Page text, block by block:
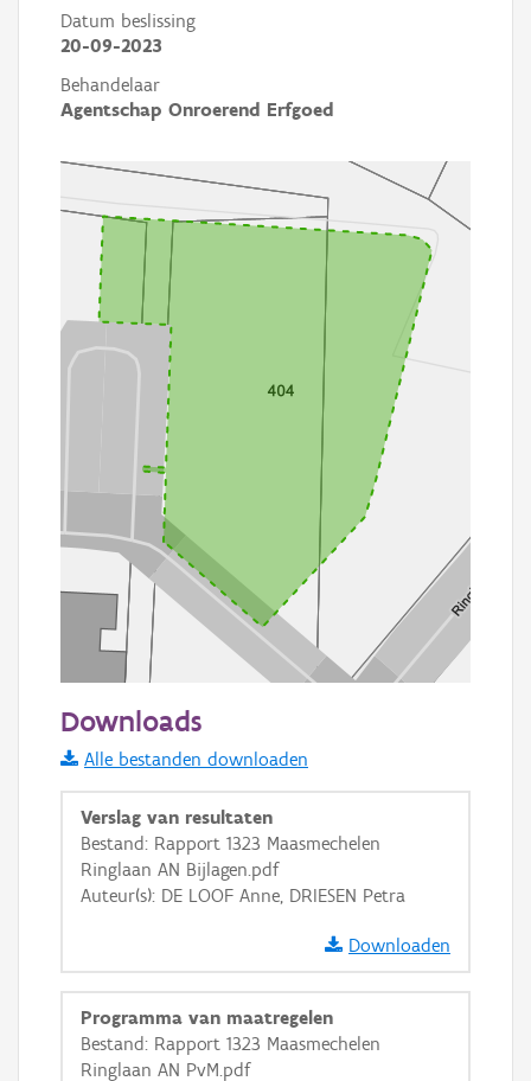
Datum beslissing
20-09-2023
Behandelaar
Agentschap Onroerend Erfgoed
Informatie Vlaanderen
i
+ −
Basis Lagen
Downloads
Alle bestanden downloaden
Verslag van resultaten
Bestand: Rapport 1323 Maasmechelen
Ringlaan AN Bijlagen.pdf
Auteur(s): DE LOOF Anne, DRIESEN Petra
Downloaden
Programma van maatregelen
Bestand: Rapport 1323 Maasmechelen
Ringlaan AN PvM.pdf